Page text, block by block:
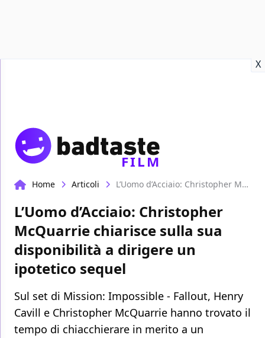
X
FILM
Home Articoli L’Uomo d’Acciaio: Christopher McQuarrie chiarisce sulla sua disponibilità a dirigere un ipotetico sequel
L’Uomo d’Acciaio: Christopher
McQuarrie chiarisce sulla sua
disponibilità a dirigere un
ipotetico sequel
Sul set di Mission: Impossible - Fallout, Henry
Cavill e Christopher McQuarrie hanno trovato il
tempo di chiacchierare in merito a un